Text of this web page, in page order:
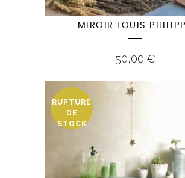
MIROIR LOUIS
50,00 €
RUPTURE
DE
STOCK